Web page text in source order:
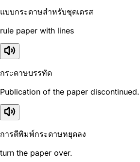
แบบกระดาษสำหรับชุดเดรส
rule paper with lines
กระดาษบรรทัด
Publication of the paper discontinued.
การตีพิมพ์กระดาษหยุดลง
turn the paper over.